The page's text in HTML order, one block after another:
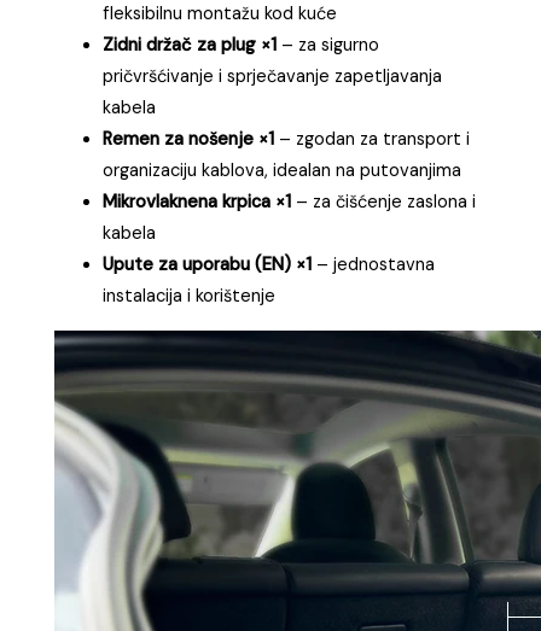
fleksibilnu montažu kod kuće
Zidni držač za plug ×1 – za sigurno
pričvršćivanje i sprječavanje zapetljavanja
kabela
Remen za nošenje ×1 – zgodan za transport i
organizaciju kablova, idealan na putovanjima
Mikrovlaknena krpica ×1 – za čišćenje zaslona i
kabela
Upute za uporabu (EN) ×1 – jednostavna
instalacija i korištenje